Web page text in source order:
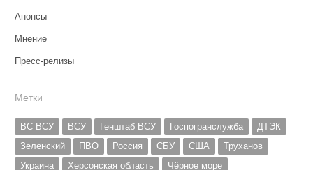
Анонсы
Мнение
Пресс-релизы
Метки
ВС ВСУ ВСУ Генштаб ВСУ Госпогранслужба
ДТЭК
Зеленский
ПВО Россия СБУ США
Труханов
Украина
Херсонская область
Чёрное море